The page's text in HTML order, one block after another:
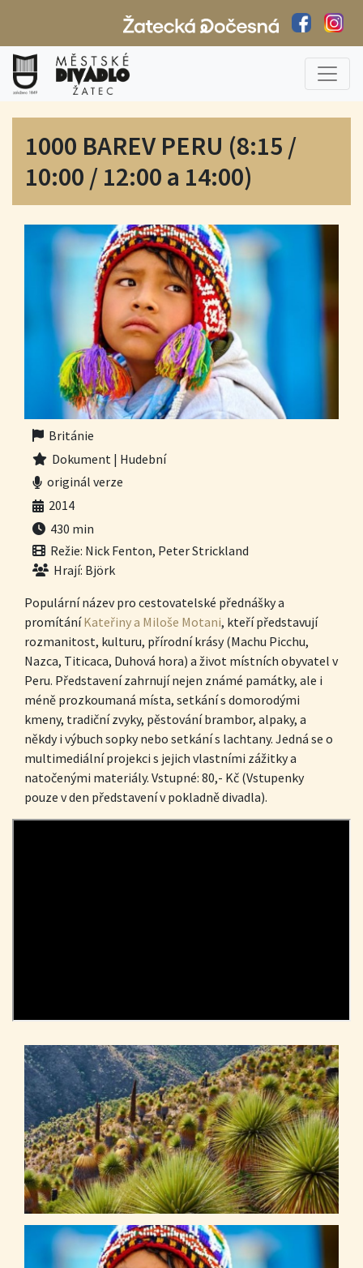
1000 BAREV PERU (8:15 /
10:00 / 12:00 a 14:00)
Británie
Dokument | Hudební
originál verze
2014
430 min
Režie: Nick Fenton, Peter Strickland
Hrají: Björk
Populární název pro cestovatelské přednášky a
promítáníKateřiny a Miloše Motani, kteří představují
rozmanitost, kulturu, přírodní krásy (Machu Picchu,
Nazca, Titicaca, Duhová hora) a život místních obyvatel v
Peru. Představení zahrnují nejen známé památky, ale i
méně prozkoumaná místa, setkání s domorodými
kmeny, tradiční zvyky, pěstování brambor, alpaky, a
někdy i výbuch sopky nebo setkání s lachtany. Jedná se o
multimediální projekci s jejich vlastními zážitky a
natočenými materiály. Vstupné: 80,- Kč (Vstupenky
pouze v den představení v pokladně divadla).